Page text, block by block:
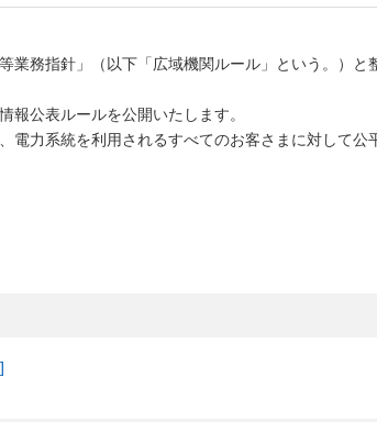
業務指針」（以下「広域機関ルール」という。）と
報公表ルールを公開いたします。
電力系統を利用されるすべてのお客さまに対して公